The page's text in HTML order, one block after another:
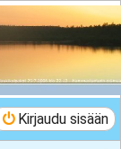
Kirjaudu sisään